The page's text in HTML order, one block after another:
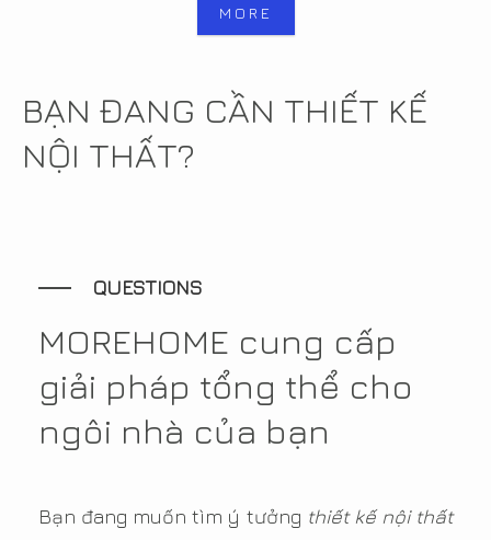
MORE
BẠN ĐANG CẦN THIẾT KẾ
NỘI THẤT?
QUESTIONS
MOREHOME cung cấp
giải pháp tổng thể cho
ngôi nhà của bạn
Bạn đang muốn tìm ý tưởng thiết kế nội thất